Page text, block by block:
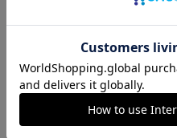
ランダムなシワやキズも天然素材
この素材の魅力は、優雅な表情と
続けてもくたびれず適度なハリが
による確かな革の証。
simple is the best ちょっとしたお
ばらず重宝します。
使うほどに増す地艶、繊維がほぐ